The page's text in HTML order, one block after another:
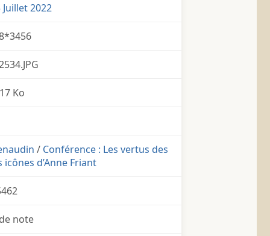
2022
Ko
/ Conférence : Les vertus des
d’Anne Friant
note